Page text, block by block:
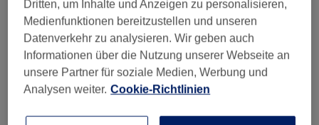
Dermalux Beauty & Spa
Dritten, um Inhalte und Anzeigen zu personalisieren,
Medienfunktionen bereitzustellen und unseren
Datenverkehr zu analysieren. Wir geben auch
Informationen über die Nutzung unserer Webseite an
unsere Partner für soziale Medien, Werbung und
Analysen weiter. Cookie-Richtlinien